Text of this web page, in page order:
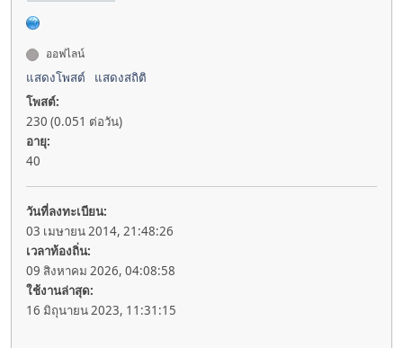
ออฟไลน์
แสดงโพสต์
แสดงสถิติ
โพสต์:
230 (0.051 ต่อวัน)
อายุ:
40
วันที่ลงทะเบียน:
03 เมษายน 2014, 21:48:26
เวลาท้องถิ่น:
09 สิงหาคม 2026, 04:08:58
ใช้งานล่าสุด:
16 มิถุนายน 2023, 11:31:15